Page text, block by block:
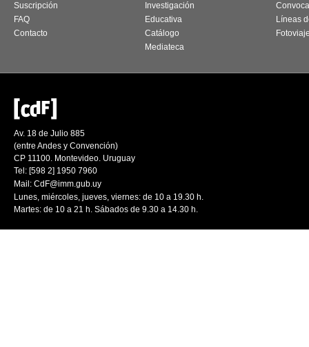
Suscripción
FAQ
Contacto
Investigación
Educativa
Catálogo
Mediateca
Líneas
Av. 18 de Julio 885
(entre Andes y Convención)
CP 11100. Montevideo. Uruguay
Tel: [598 2] 1950 7960
Mail: CdF@imm.gub.uy
Lunes, miércoles, jueves, viernes: de 10 a 19.30 h.
Martes: de 10 a 21 h. Sábados de 9.30 a 14.30 h.